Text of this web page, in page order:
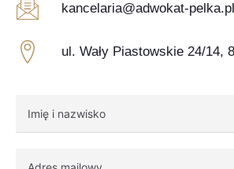
kancelaria@adwokat-pelka.pl
ul. Wały Piastowskie 24/14,